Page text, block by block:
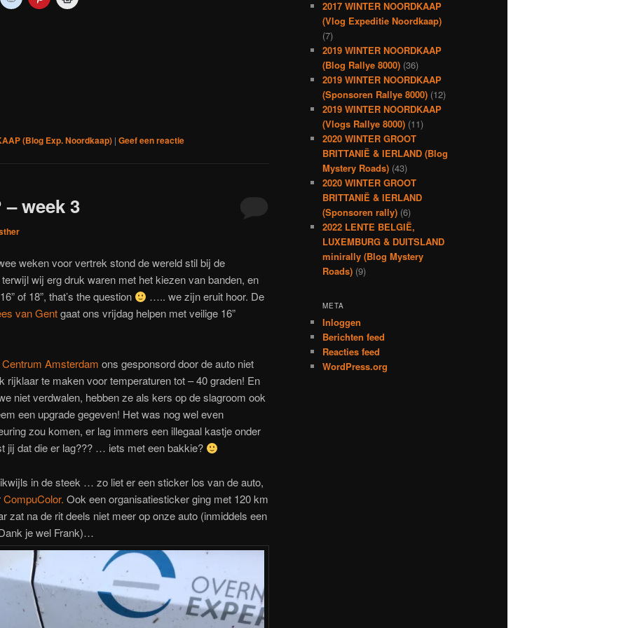
om om om
(Blog Exp. Noordkaap) | Geef een reactie
week 3
weken voor vertrek stond de wereld stil bij de
wij erg druk waren met het kiezen van banden, en
of 18”, that’s the question
….. we zijn eruit hoor. De
van Gentgaat ons vrijdag helpen met veilige 16”
Amsterdam ons gesponsord door de auto niet
rijklaar te maken voor temperaturen tot – 40 graden! En
niet verdwalen, hebben ze als kers op de slagroom ook
een upgrade gegeven! Het was nog wel even
zou komen, er lag immers een illegaal kastje onder
jij dat die er lag??? … iets met een bakkie?
in de steek … zo liet er een sticker los van de auto,
CompuColor. Ook een organisatiesticker ging met 120 km
zat na de rit deels niet meer op onze auto (inmiddels een
je wel Frank)…
2017 WINTER NOORDKAAP
(Vlog Expeditie Noordkaap)
(7)
2019 WINTER NOORDKAAP
(Blog Rallye 8000) (36)
2019 WINTER NOORDKAAP
(Sponsoren Rallye 8000) (12)
2019 WINTER NOORDKAAP
(Vlogs Rallye 8000) (11)
2020 WINTER GROOT
BRITTANIË & IERLAND (Blog
Mystery Roads) (43)
2020 WINTER GROOT
BRITTANIË & IERLAND
(Sponsoren rally) (6)
2022 LENTE BELGIË,
LUXEMBURG & DUITSLAND
minirally (Blog Mystery
Roads) (9)
META
Inloggen
Berichten feed
Reacties feed
WordPress.org